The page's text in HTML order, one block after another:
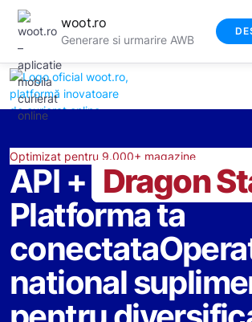
woot.ro
Generare si urmarire AWB
Optimizat pentru 9.000+ magazine
API + Dragon
Platforma ta
conectata
national